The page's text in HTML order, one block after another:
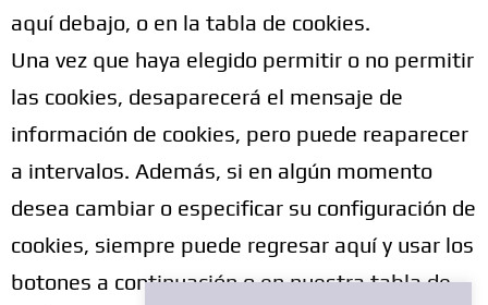
aquí debajo, o en la tabla de cookies.
Una vez que haya elegido permitir o no permitir
las cookies, desaparecerá el mensaje de
información de cookies, pero puede reaparecer
a intervalos. Además, si en algún momento
desea cambiar o especificar su configuración de
cookies, siempre puede regresar aquí y usar los
botones a continuación o en nuestra tabla de